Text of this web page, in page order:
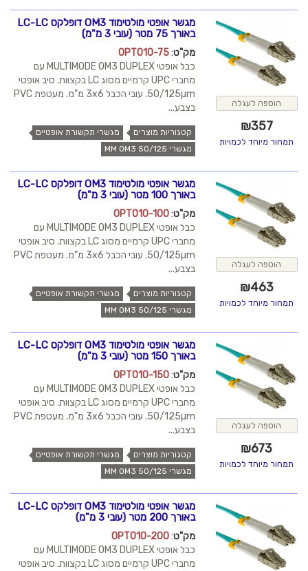
הוספה לעגלה
₪357
תמחור מיוחד לכמויות
מגשר אופטי מולטימוד OM3 דופלקס LC-LC
באורך 75 מטר (עובי 3 מ"מ)
מק"ט:
OPT010-75
כבל אופטי MULTIMODE OM3 DUPLEX עם
מחברי UPC קרמיים מסוג LC בקצוות. סיב אופטי
50/125µm. עובי הכבל 3x6 מ"מ. מעטפת PVC
בצבע...
קטגוריות מוצרים
מגשרי תקשורת אופטיים
מגשרי MM OM3 50/125
הוספה לעגלה
₪463
תמחור מיוחד לכמויות
מגשר אופטי מולטימוד OM3 דופלקס LC-LC
באורך 100 מטר (עובי 3 מ"מ)
מק"ט:
OPT010-100
כבל אופטי MULTIMODE OM3 DUPLEX עם
מחברי UPC קרמיים מסוג LC בקצוות. סיב אופטי
50/125µm. עובי הכבל 3x6 מ"מ. מעטפת PVC
בצבע...
קטגוריות מוצרים
מגשרי תקשורת אופטיים
מגשרי MM OM3 50/125
הוספה לעגלה
₪673
תמחור מיוחד לכמויות
מגשר אופטי מולטימוד OM3 דופלקס LC-LC
באורך 150 מטר (עובי 3 מ"מ)
מק"ט:
OPT010-150
כבל אופטי MULTIMODE OM3 DUPLEX עם
מחברי UPC קרמיים מסוג LC בקצוות. סיב אופטי
50/125µm. עובי הכבל 3x6 מ"מ. מעטפת PVC
בצבע...
קטגוריות מוצרים
מגשרי תקשורת אופטיים
מגשרי MM OM3 50/125
מגשר אופטי מולטימוד OM3 דופלקס LC-LC
באורך 200 מטר (עובי 3 מ"מ)
מק"ט:
OPT010-200
כבל אופטי MULTIMODE OM3 DUPLEX עם
מחברי UPC קרמיים מסוג LC בקצוות. סיב אופטי